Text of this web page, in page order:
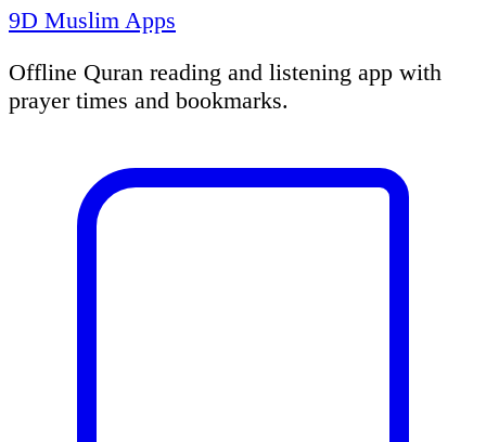
9D Muslim Apps
Offline Quran reading and listening app with
prayer times and bookmarks.